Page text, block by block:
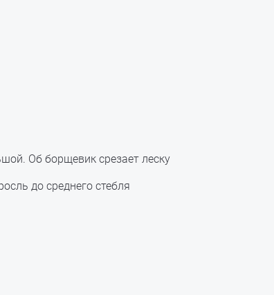
Об борщевик срезает леску
до среднего стебля